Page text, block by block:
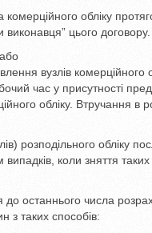
обліку
виконавця” цього договору.
вузлів комерційного
час у присутності
обліку. Втручання в
розподільного обліку
коли зняття
останнього числа
з таких способів: